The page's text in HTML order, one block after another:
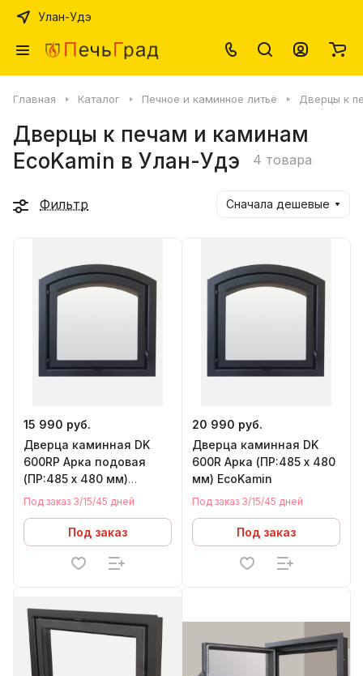
Улан-Удэ
Главная Каталог Печное и каминное литьё Дверцы к
Дверцы к печам и каминам
EcoKamin в Улан-Удэ
4 товара
Фильтр Сначала дешевые
15 990 руб.
Дверца каминная DK
600RР Арка подовая
(ПР:485 х 480 мм)
EcoKamin
Под заказ 3/15/45 дней
Под заказ
20 990 руб.
Дверца каминная DK
600R Арка (ПР:485 х 480
мм) EcoKamin
Под заказ 3/15/45 дней
Под заказ